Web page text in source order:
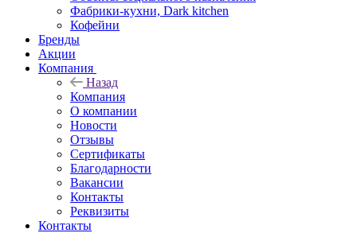
Фабрики-кухни, Dark kitchen
Кофейни
Бренды
Акции
Компания
Назад
Компания
О компании
Новости
Отзывы
Сертификаты
Благодарности
Вакансии
Контакты
Реквизиты
Контакты